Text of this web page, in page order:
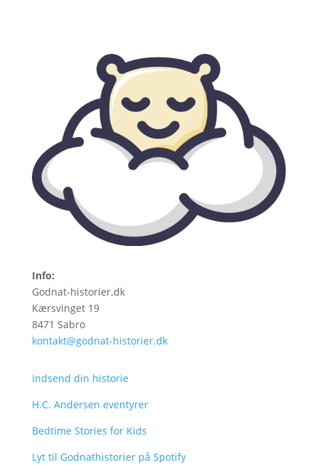
Info:
Godnat-historier.dk
Kærsvinget 19
8471 Sabro
kontakt@godnat-historier.dk
Indsend din historie
H.C. Andersen eventyrer
Bedtime Stories for Kids
Lyt til Godnathistorier på Spotify